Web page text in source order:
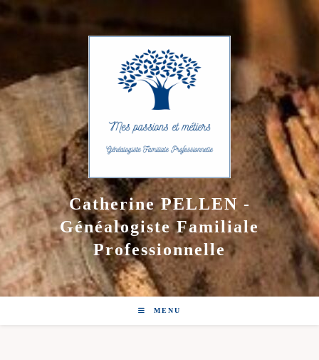
Catherine PELLEN -
Généalogiste Familiale
Professionnelle
MENU